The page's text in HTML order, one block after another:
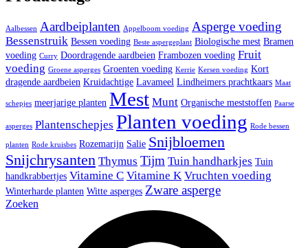
Aalbessen Aardbeiplanten Appelboom voeding Asperge voeding
Bessenstruik Bessen voeding Beste aspergeplant Biologische mest Bramen
voeding Curry Doordragende aardbeien Frambozen voeding Fruit
voeding Groene asperges Groenten voeding Kerrie Kersen voeding Kort
dragende aardbeien Kruidachtige Lavameel Lindheimers prachtkaars Maat
schepjes meerjarige planten Mest Munt Organische meststoffen Paarse
asperges Plantenschepjes Planten voeding Rode bessen
planten Rode kruisbes Rozemarijn Salie Snijbloemen
Snijchrysanten Thymus Tijm Tuin handharkjes Tuin
handkrabbertjes Vitamine C Vitamine K Vruchten voeding
Winterharde planten Witte asperges Zware asperge
Zoeken